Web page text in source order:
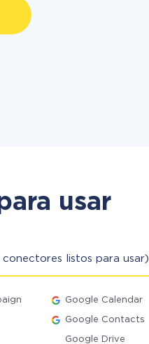
usar
conectores listos para usar)
Google Calendar
Google Contacts
Google Drive